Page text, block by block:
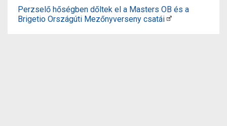
Perzselő hőségben dőltek el a Masters OB és a
Brigetio Országúti Mezőnyverseny csatái